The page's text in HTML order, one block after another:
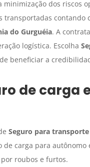
dos riscos
transportadas
do Gurguéia. A
logística. Escolha
beneficiar a
de carga
Seguro para
carga para
roubos e furtos.